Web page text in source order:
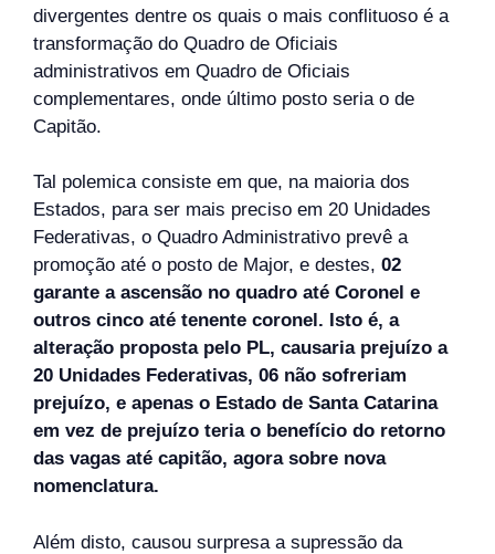
divergentes dentre os quais o mais conflituoso é a
transformação do Quadro de Oficiais
administrativos em Quadro de Oficiais
complementares, onde último posto seria o de
Capitão.
Tal polemica consiste em que, na maioria dos
Estados, para ser mais preciso em 20 Unidades
Federativas, o Quadro Administrativo prevê a
promoção até o posto de Major, e destes, 02
garante a ascensão no quadro até Coronel e
outros cinco até tenente coronel. Isto é, a
alteração proposta pelo PL, causaria prejuízo a
20 Unidades Federativas, 06 não sofreriam
prejuízo, e apenas o Estado de Santa Catarina
em vez de prejuízo teria o benefício do retorno
das vagas até capitão, agora sobre nova
nomenclatura.
Além disto, causou surpresa a supressão da